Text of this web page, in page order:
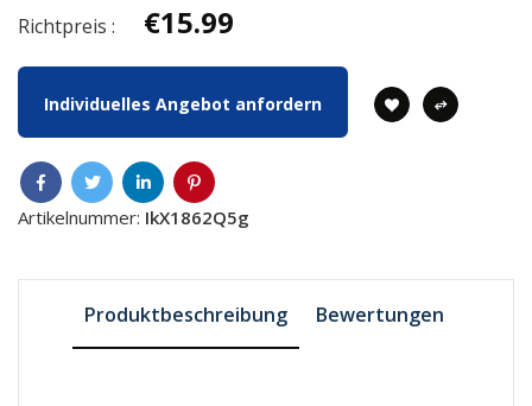
Richtpreis : €15.99
Individuelles Angebot anfordern
Artikelnummer: IkX1862Q5g
Produktbeschreibung Bewertungen